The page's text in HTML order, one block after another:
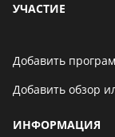
УЧАСТИЕ
Добавить
Добавить обзор
ИНФОРМАЦИЯ